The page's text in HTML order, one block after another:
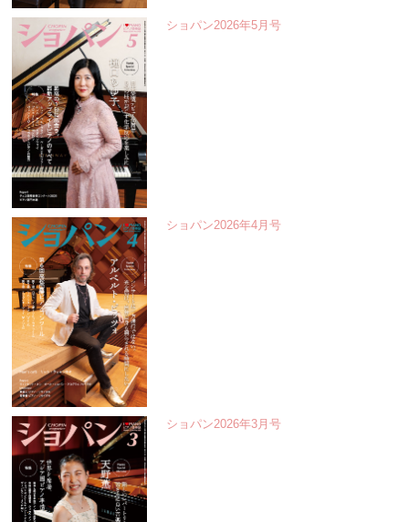
ショパン2026年5月号
ショパン2026年4月号
ショパン2026年3月号